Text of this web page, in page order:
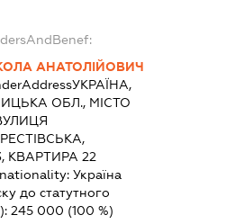
АНАТОЛІЙОВИЧ
УКРАЇНА,
ОБЛ., МІСТО
КВАРТИРА 22
Україна
до статутного
245 000 (100 %)